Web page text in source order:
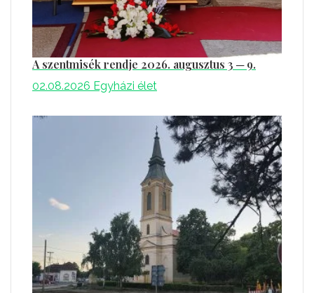
A szentmisék rendje 2026. augusztus 3 ─ 9.
02.08.2026 Egyházi élet